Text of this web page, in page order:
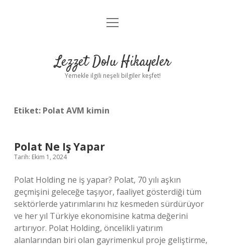
Anasayfa
Yasal Uyarı
menüyü
Lezzet Dolu Hikayeler
Yemekle ilgili neşeli bilgiler keşfet!
Etiket: Polat AVM kimin
Polat Ne Iş Yapar
Tarih: Ekim 1, 2024
Polat Holding ne iş yapar? Polat, 70 yılı aşkın
geçmişini geleceğe taşıyor, faaliyet gösterdiği tüm
sektörlerde yatırımlarını hız kesmeden sürdürüyor
ve her yıl Türkiye ekonomisine katma değerini
artırıyor. Polat Holding, öncelikli yatırım
alanlarından biri olan gayrimenkul proje geliştirme,